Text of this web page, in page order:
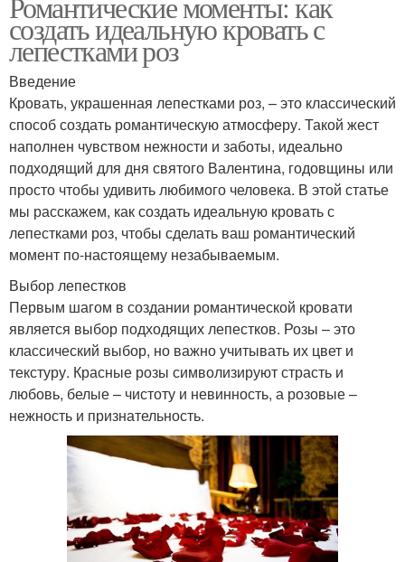
создать идеальную кровать с
лепестками роз
Введение
Кровать, украшенная лепестками роз, – это классический
способ создать романтическую атмосферу. Такой жест
наполнен чувством нежности и заботы, идеально
подходящий для дня святого Валентина, годовщины или
просто чтобы удивить любимого человека. В этой статье
мы расскажем, как создать идеальную кровать с
лепестками роз, чтобы сделать ваш романтический
момент по-настоящему незабываемым.
Выбор лепестков
Первым шагом в создании романтической кровати
является выбор подходящих лепестков. Розы – это
классический выбор, но важно учитывать их цвет и
текстуру. Красные розы символизируют страсть и
любовь, белые – чистоту и невинность, а розовые –
нежность и признательность.